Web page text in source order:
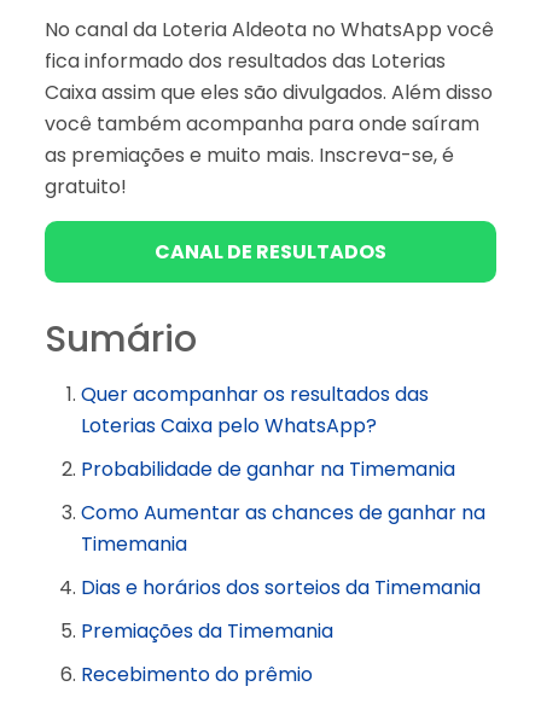
No canal da Loteria Aldeota no WhatsApp você
fica informado dos resultados das Loterias
Caixa assim que eles são divulgados. Além disso
você também acompanha para onde saíram
as premiações e muito mais. Inscreva-se, é
gratuito!
CANAL DE RESULTADOS
Sumário
Quer acompanhar os resultados das
Loterias Caixa pelo WhatsApp?
Probabilidade de ganhar na Timemania
Como Aumentar as chances de ganhar na
Timemania
Dias e horários dos sorteios da Timemania
Premiações da Timemania
Recebimento do prêmio